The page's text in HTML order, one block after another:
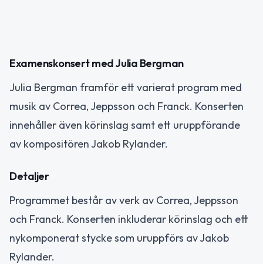
Examenskonsert med Julia Bergman
Julia Bergman framför ett varierat program med
musik av Correa, Jeppsson och Franck. Konserten
innehåller även körinslag samt ett uruppförande
av kompositören Jakob Rylander.
Detaljer
Programmet består av verk av Correa, Jeppsson
och Franck. Konserten inkluderar körinslag och ett
nykomponerat stycke som uruppförs av Jakob
Rylander.